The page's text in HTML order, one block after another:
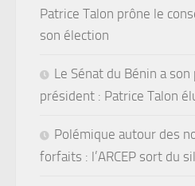
Patrice Talon prône le
son élection
Le Sénat du Bénin a
président : Patrice Talon
Polémique autour des
forfaits : l’ARCEP sort du